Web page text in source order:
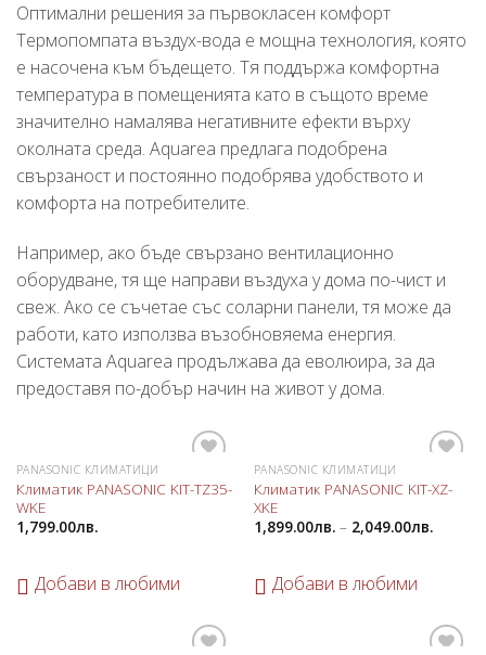
Оптимални решения за първокласен комфорт
Термопомпата въздух-вода е мощна технология, която
е насочена към бъдещето. Тя поддържа комфортна
температура в помещенията като в същото време
значително намалява негативните ефекти върху
околната среда. Aquarea предлага подобрена
свързаност и постоянно подобрява удобството и
комфорта на потребителите.
Например, ако бъде свързано вентилационно
оборудване, тя ще направи въздуха у дома по-чист и
свеж. Ако се съчетае със соларни панели, тя може да
работи, като използва възобновяема енергия.
Системата Aquarea продължава да еволюира, за да
предоставя по-добър начин на живот у дома.
в
PANASONIC КЛИМАТИЦИ
Климатик PANASONIC KIT-TZ35-
WKE
1,799.00лв.
Добави в любими
в
PANASONIC КЛИМАТИЦИ
Климатик PANASONIC KIT-XZ-
XKE
1,899.00лв.– 2,049.00лв.
Добави в любими